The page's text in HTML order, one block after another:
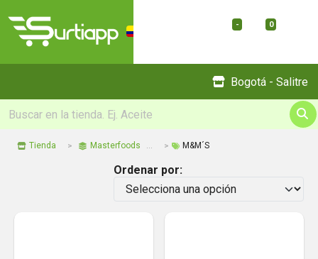
- 0
Bogotá - Salitre
Tienda Masterfoods M&M´S
Ordenar por: